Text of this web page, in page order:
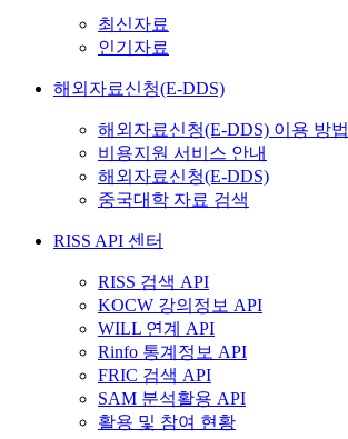
최신자료
인기자료
해외자료신청(E-DDS)
해외자료신청(E-DDS) 이용 방법
비용지원 서비스 안내
해외자료신청(E-DDS)
중국대학 자료 검색
RISS API 센터
RISS 검색 API
KOCW 강의정보 API
WILL 연계 API
Rinfo 통계정보 API
FRIC 검색 API
SAM 분석활용 API
활용 및 참여 현황